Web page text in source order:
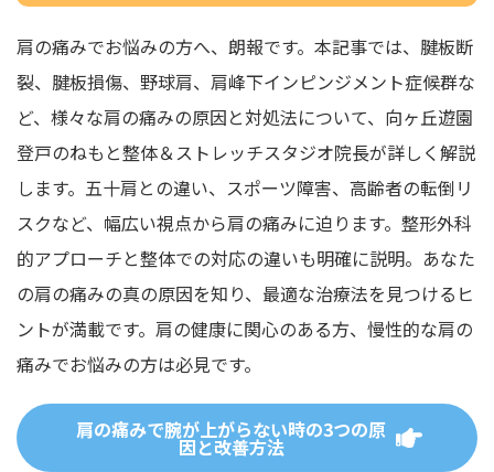
肩の痛みでお悩みの方へ、朗報です。本記事では、腱板断
裂、腱板損傷、野球肩、肩峰下インピンジメント症候群な
ど、様々な肩の痛みの原因と対処法について、向ヶ丘遊園
登戸のねもと整体＆ストレッチスタジオ院長が詳しく解説
します。五十肩との違い、スポーツ障害、高齢者の転倒リ
スクなど、幅広い視点から肩の痛みに迫ります。整形外科
的アプローチと整体での対応の違いも明確に説明。あなた
の肩の痛みの真の原因を知り、最適な治療法を見つけるヒ
ントが満載です。肩の健康に関心のある方、慢性的な肩の
痛みでお悩みの方は必見です。
肩の痛みで腕が上がらない時の3つの原
因と改善方法